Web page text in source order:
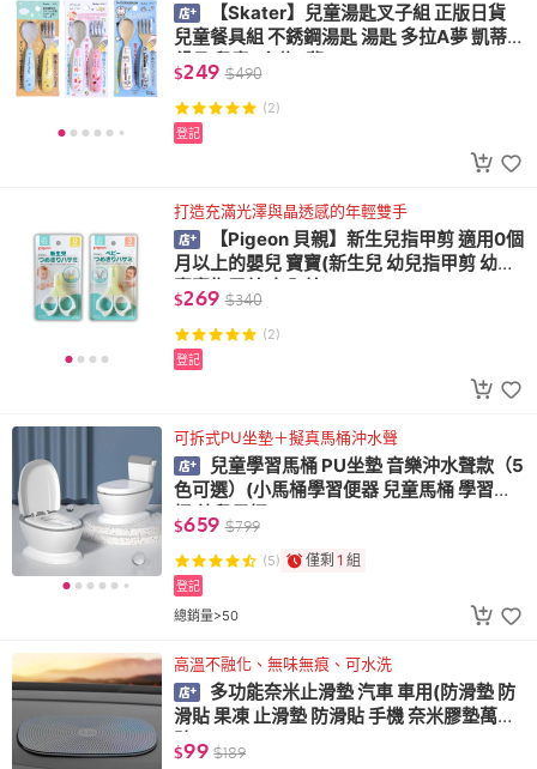
【Skater】兒童湯匙叉子組 正版日貨
兒童餐具組 不銹鋼湯匙 湯匙 多拉A夢 凱蒂貓
餐具 兒童(哆啦A夢)
$249 $490
(2)
登記
打造充滿光澤與晶透感的年輕雙手
【Pigeon 貝親】新生兒指甲剪 適用0個
月以上的嬰兒 寶寶(新生兒 幼兒指甲剪 幼兒
寶寶指甲剪 安全剪刀)
$269 $340
(2)
登記
可拆式PU坐墊＋擬真馬桶沖水聲
兒童學習馬桶 PU坐墊 音樂沖水聲款（5
色可選）(小馬桶學習便器 兒童馬桶 學習馬
桶 幼兒馬桶)
$659 $799
(5) 僅剩 1 組
總銷量>50
登記
高溫不融化、無味無痕、可水洗
多功能奈米止滑墊 汽車 車用(防滑墊 防
滑貼 果凍 止滑墊 防滑貼 手機 奈米膠墊萬能
貼)
$99 $189